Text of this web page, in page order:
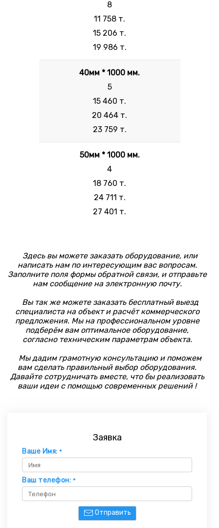
8
11 758 т.
15 206 т.
19 986 т.
40мм * 1000 мм.
5
15 460 т.
20 464 т.
23 759 т.
50мм * 1000 мм.
4
18 760 т.
24 711 т.
27 401 т.
Здесь вы можете заказать оборудование, или
написать нам по интересующим вас вопросам.
Заполните поля формы обратной связи, и отправьте
нам сообщение на электронную почту.
Вы так же можете заказать бесплатный выезд
специалиста на объект и расчёт коммерческого
предложения. Мы на профессиональном уровне
подберём вам оптимальное оборудование,
согласно техническим параметрам объекта.
Мы дадим грамотную консультацию и поможем
вам сделать правильный выбор оборудования.
Давайте сотрудничать вместе, что бы реализовать
ваши идеи с помощью современных решений !
Заявка
Ваше Имя: *
Ваш телефон: *
Отправить